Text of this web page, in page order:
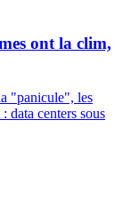
ont la clim,
"panicule", les
data centers sous